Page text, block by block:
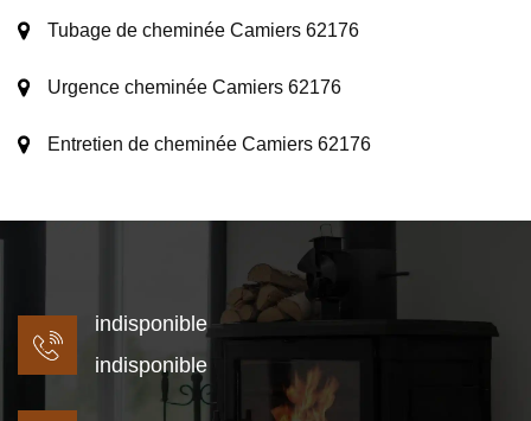
Tubage de cheminée Camiers 62176
Urgence cheminée Camiers 62176
Entretien de cheminée Camiers 62176
indisponible
indisponible